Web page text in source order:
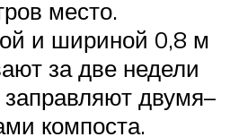
место.
и шириной 0,8 м
за две недели
двумя–
компоста.